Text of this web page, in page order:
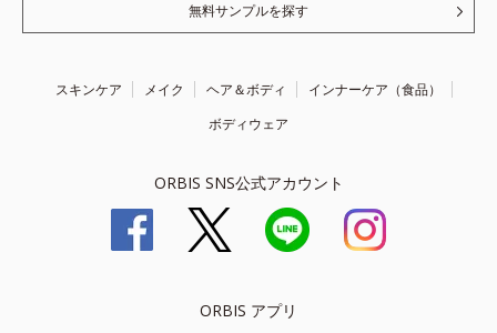
無料サンプルを探す
スキンケア メイク ヘア＆ボディ
インナーケア（食品）
ボディウェア
ORBIS SNS公式アカウント
ORBIS アプリ